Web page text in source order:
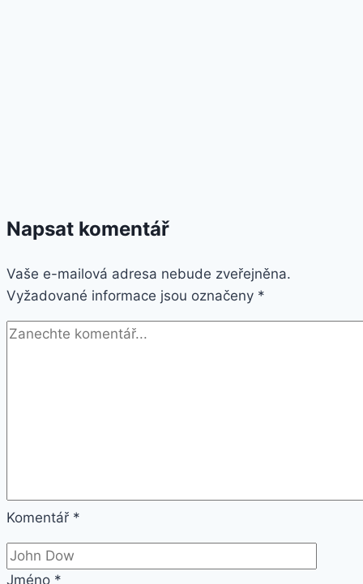
Napsat komentář
Vaše e-mailová adresa nebude zveřejněna.
Vyžadované informace jsou označeny *
Komentář *
Jméno *